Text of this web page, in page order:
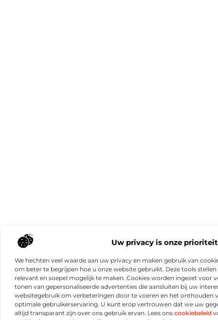
Uw privacy is onze prioriteit
We hechten veel waarde aan uw privacy en maken gebruik van
om beter te begrijpen hoe u onze website gebruikt. Deze tools
relevant en soepel mogelijk te maken. Cookies worden ingezet voor
tonen van gepersonaliseerde advertenties die aansluiten bij uw
websitegebruik om verbeteringen door te voeren en het onthouden
optimale gebruikerservaring. U kunt erop vertrouwen dat we uw
altijd transparant zijn over ons gebruik ervan. Lees ons cookiebeleid